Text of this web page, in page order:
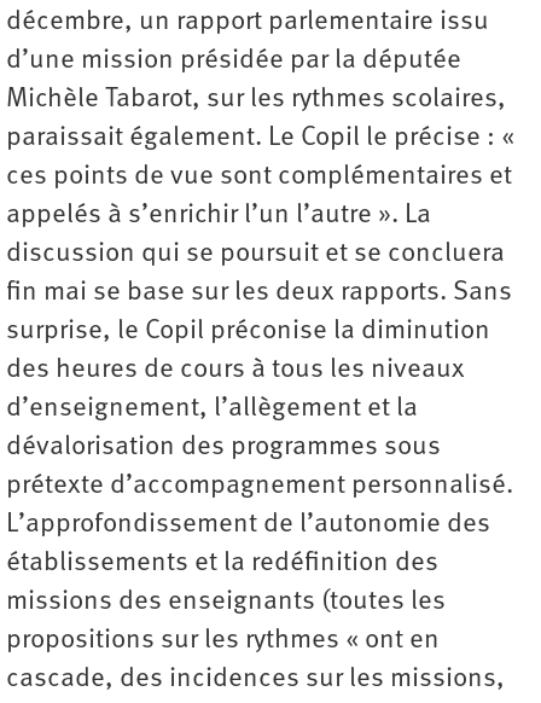
décembre, un rapport parlementaire issu
d’une mission présidée par la députée
Michèle Tabarot, sur les rythmes scolaires,
paraissait également. Le Copil le précise : «
ces points de vue sont complémentaires et
appelés à s’enrichir l’un l’autre ». La
discussion qui se poursuit et se concluera
fin mai se base sur les deux rapports. Sans
surprise, le Copil préconise la diminution
des heures de cours à tous les niveaux
d’enseignement, l’allègement et la
dévalorisation des programmes sous
prétexte d’accompagnement personnalisé.
L’approfondissement de l’autonomie des
établissements et la redéfinition des
missions des enseignants (toutes les
propositions sur les rythmes « ont en
cascade, des incidences sur les missions,